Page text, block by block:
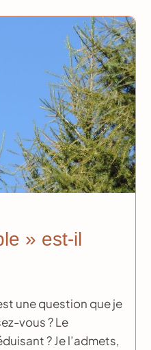
» est-il
une question que je
vous ? Le
? Je l’admets,